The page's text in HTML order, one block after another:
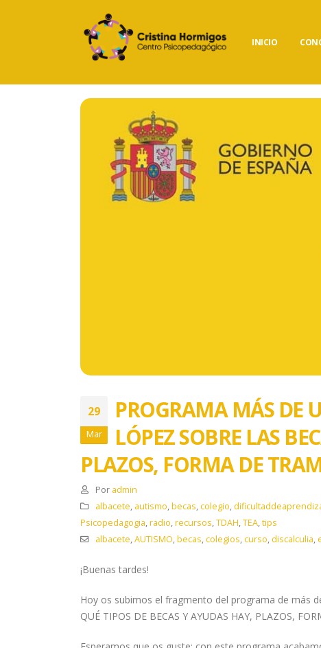
INICIO
29
Mar
PROGRAMA MÁS DE
LÓPEZ SOBRE LAS
PLAZOS, FORMA DE
Por admin
albacete, autismo,becas,colegio,
Psicopedagogia,radio,recursos,TDAH,TEA,tips
albacete,AUTISMO,becas,colegios,curso, discalculia,
¡Buenas tardes!
Hoy os subimos el fragmento del programa de más
QUÉ TIPOS DE BECAS Y AYUDAS HAY, PLAZOS,